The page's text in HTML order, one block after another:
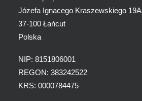
Józefa Ignacego Kraszewskiego 19A
37-100 Łańcut
Polska
NIP: 8151806001
REGON: 383242522
KRS: 0000784475